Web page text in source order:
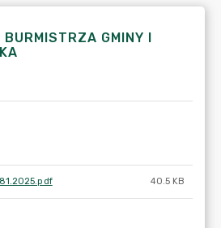
BURMISTRZA GMINY I
40.5 KB